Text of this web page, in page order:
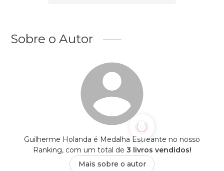
Sobre o Autor
Guilherme Holanda é Medalha Estreante no nosso
Ranking, com um total de 3 livros vendidos!
Mais sobre o autor